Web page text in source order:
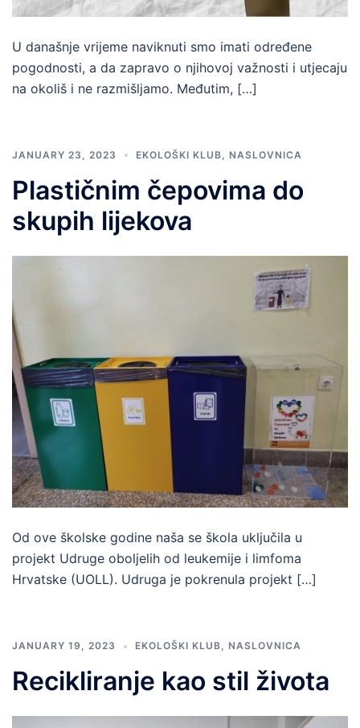
U današnje vrijeme naviknuti smo imati određene
pogodnosti, a da zapravo o njihovoj važnosti i utjecaju
na okoliš i ne razmišljamo. Međutim, […]
JANUARY 23, 2023 EKOLOŠKI KLUB NASLOVNICA
Plastičnim čepovima do
skupih lijekova
Od ove školske godine naša se škola uključila u
projekt Udruge oboljelih od leukemije i limfoma
Hrvatske (UOLL). Udruga je pokrenula projekt […]
JANUARY 19, 2023 EKOLOŠKI KLUB, NASLOVNICA
Recikliranje kao stil života